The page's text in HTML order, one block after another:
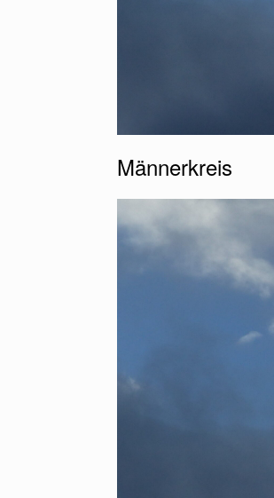
Männerkreis